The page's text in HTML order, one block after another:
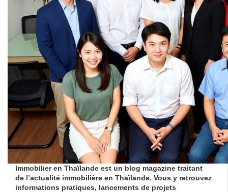
Immobilier en Thaïlande est un blog magazine traitant
de l’actualité immobilière en Thaïlande. Vous y retrouvez
informations pratiques, lancements de projets